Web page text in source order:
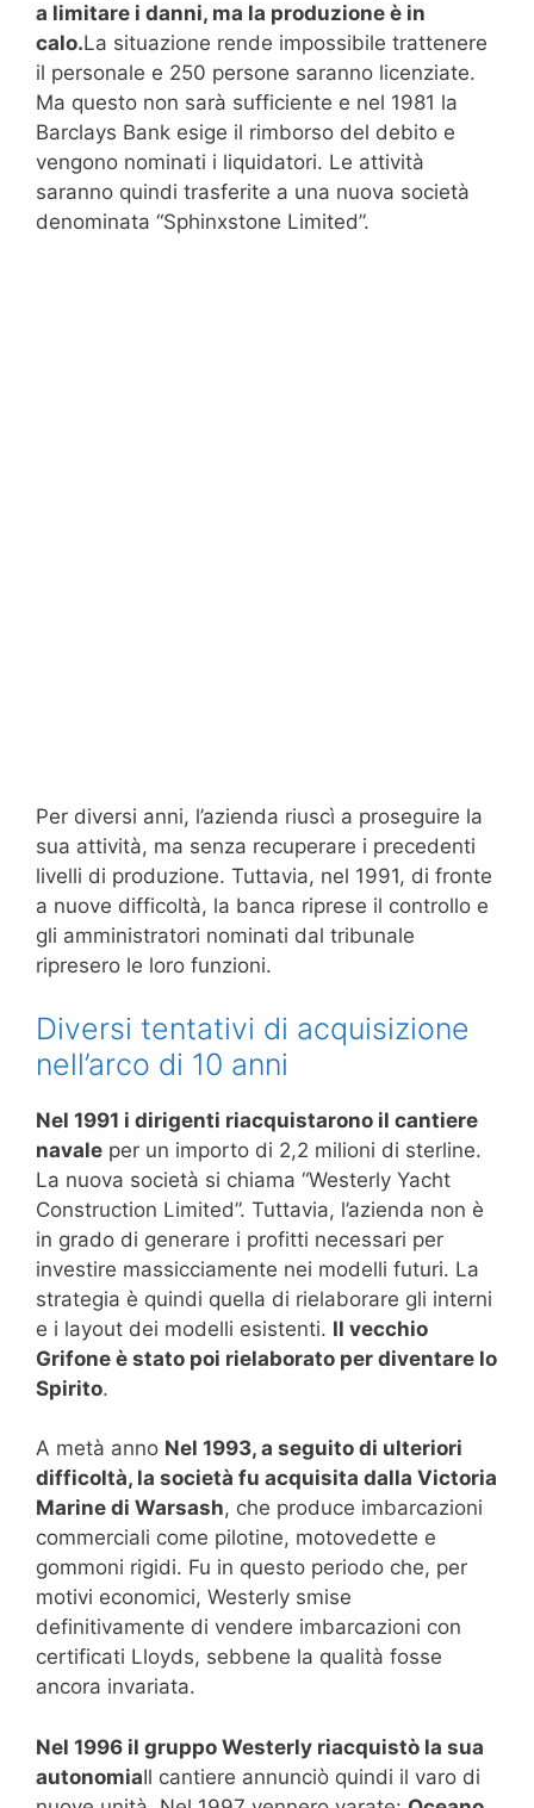
a limitare i danni, ma la produzione è in
calo.La situazione rende impossibile trattenere
il personale e 250 persone saranno licenziate.
Ma questo non sarà sufficiente e nel 1981 la
Barclays Bank esige il rimborso del debito e
vengono nominati i liquidatori. Le attività
saranno quindi trasferite a una nuova società
denominata “Sphinxstone Limited”.
Per diversi anni, l’azienda riuscì a proseguire la
sua attività, ma senza recuperare i precedenti
livelli di produzione. Tuttavia, nel 1991, di fronte
a nuove difficoltà, la banca riprese il controllo e
gli amministratori nominati dal tribunale
ripresero le loro funzioni.
Diversi tentativi di acquisizione
nell’arco di 10 anni
Nel 1991 i dirigenti riacquistarono il cantiere
navale per un importo di 2,2 milioni di sterline.
La nuova società si chiama “Westerly Yacht
Construction Limited”. Tuttavia, l’azienda non è
in grado di generare i profitti necessari per
investire massicciamente nei modelli futuri. La
strategia è quindi quella di rielaborare gli interni
e i layout dei modelli esistenti. Il vecchio
Grifone è stato poi rielaborato per diventare lo
Spirito.
A metà anno Nel 1993, a seguito di ulteriori
difficoltà, la società fu acquisita dalla Victoria
Marine di Warsash, che produce imbarcazioni
commerciali come pilotine, motovedette e
gommoni rigidi. Fu in questo periodo che, per
motivi economici, Westerly smise
definitivamente di vendere imbarcazioni con
certificati Lloyds, sebbene la qualità fosse
ancora invariata.
Nel 1996 il gruppo Westerly riacquistò la sua
autonomiaIl cantiere annunciò quindi il varo di